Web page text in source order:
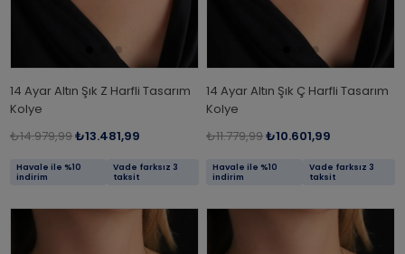
14 Ayar Altın Şık Z Harfli Tasarım
Kolye
₺14.979,99₺13.481,99
Havale ile %10
indirim
Vade farksız 3
taksit
14 Ayar Altın Şık Ç Harfli Tasarım
Kolye
₺11.779,99₺10.601,99
Havale ile %10
indirim
Vade farksız 3
taksit